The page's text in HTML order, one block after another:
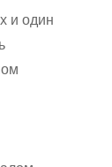
и один